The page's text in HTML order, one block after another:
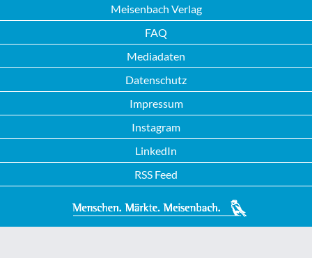
Meisenbach Verlag
FAQ
Mediadaten
Datenschutz
Impressum
Instagram
LinkedIn
RSS Feed